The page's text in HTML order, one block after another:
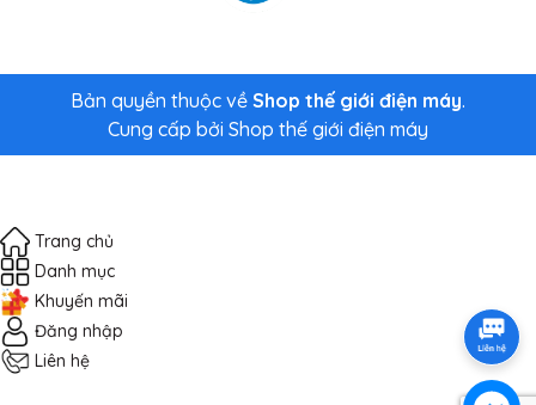
Bản quyền thuộc về Shop thế giới điện máy.
Cung cấp bởi Shop thế giới điện máy
Trang chủ
Danh mục
Khuyến mãi
Đăng nhập
Liên hệ